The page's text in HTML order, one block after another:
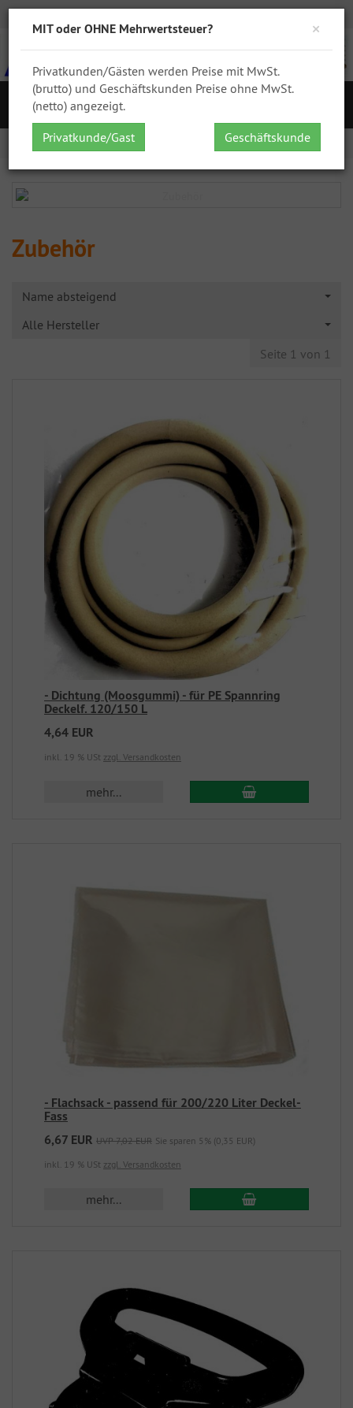
×
MIT oder OHNE Mehrwertsteuer?
Privatkunden/Gästen werden Preise mit MwSt.
(brutto) und Geschäftskunden Preise ohne MwSt.
(netto) angezeigt.
Privatkunde/Gast
Geschäftskunde
Navigation
Startseite
Fässer Zubehör
Zubehör
Name absteigend
Alle Hersteller
Seite 1 von 1
- Dichtung (Moosgummi) - für PE Spannring
Deckelf. 120/150 L
4,64 EUR
inkl. 19 % USt zzgl. Versandkosten
mehr...
- Flachsack - passend für 200/220 Liter Deckel-
Fass
6,67 EUR UVP 7,02 EUR Sie sparen 5% (0,35 EUR)
inkl. 19 % USt zzgl. Versandkosten
mehr...